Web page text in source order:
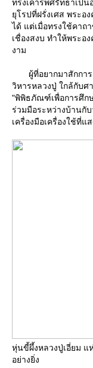
ทรงเคารพศรัทธาเป็น
โรปที่ฝรั่งเศส พระอ
ได้ แต่เมื่อทรงใช้คาถ
เชื่องสงบ ทำให้พระอ
งาม
ผู้ที่อยากมาสักการะ
วิหารหลวงปู่ ใกล้กับศ
"พิพิธภัณฑ์เพื่อการศึก
ร่วมมือระหว่างบ้านกั
เครื่องมือเครื่องใช้ที่แ
หุ่นขี้ผึ้งหลวงปู่เอี่ยม แ
อย่างยิ่ง